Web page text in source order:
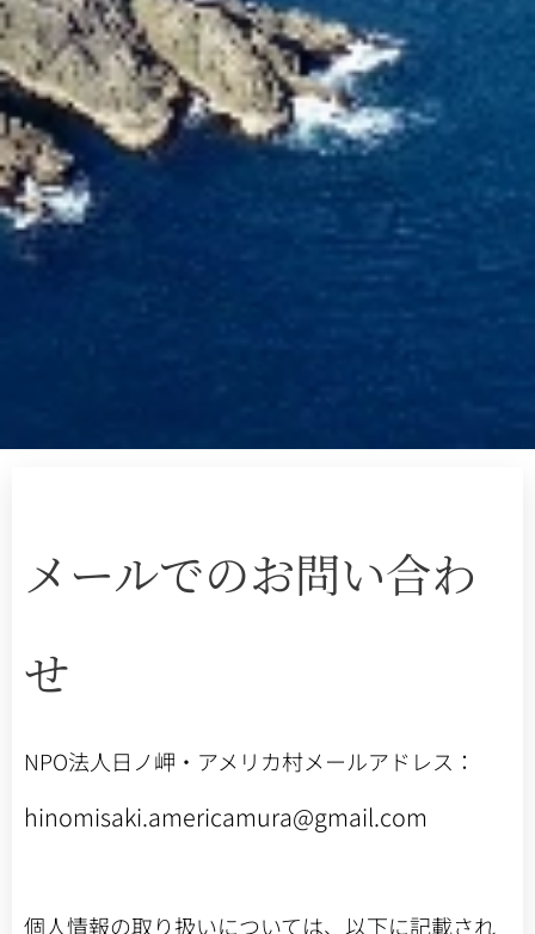
メールでのお問い合わ
せ
NPO法人日ノ岬・アメリカ村メールアドレス：
hinomisaki.americamura@gmail.com
個人情報の取り扱いについては、以下に記載され